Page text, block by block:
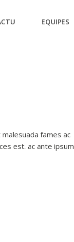
EQUIPES
fames ac
est. ac ante ipsum